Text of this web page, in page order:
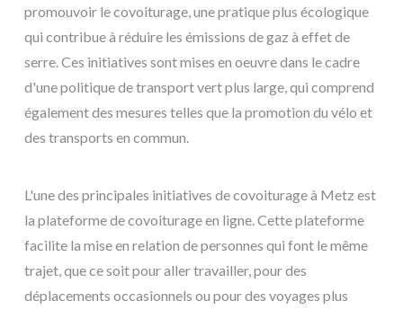
promouvoir le covoiturage, une pratique plus écologique
qui contribue à réduire les émissions de gaz à effet de
serre. Ces initiatives sont mises en oeuvre dans le cadre
d'une politique de transport vert plus large, qui comprend
également des mesures telles que la promotion du vélo et
des transports en commun.
L'une des principales initiatives de covoiturage à Metz est
la plateforme de covoiturage en ligne. Cette plateforme
facilite la mise en relation de personnes qui font le même
trajet, que ce soit pour aller travailler, pour des
déplacements occasionnels ou pour des voyages plus